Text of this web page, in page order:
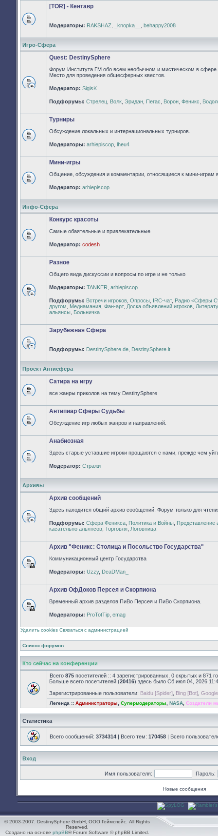
Нет
сообщений
[TOR] - Кентавр
Модераторы: RAKSHAZ _knopka__ behappy2008
Игро-Сфера
Нет
сообщений
Quest: DestinySphere
Форум Института ГМ обо всем необычном и мистическом в сфере.
Место для проведения общесферных квестов.
Модератор: SigisK
Подфорумы: Стрелец Волк Эридан Пегас Ворон Феникс
Нет
непрочитанных
Турниры
Обсуждение локальных и интернациональных турниров.
Модераторы: arhiepiscop lheu4
Нет
непрочитанных
Мини-игры
Общение, обсуждения и комментарии, относящиеся к мини-играм
Модератор: arhiepiscop
Инфо-Сфера
Нет
непрочитанных
Конкурс красоты
Самые обаятельные и привлекательные
Модератор: codesh
Нет
непрочитанных
сообщений
Разное
Общего вида дискуссии и вопросы по игре и не только
Модераторы: TANKER arhiepiscop
Подфорумы: Встречи игроков Опросы IRC-чат, Радио <Сферы
другом
Медиамания Фан-арт, Доска объявлений игроков
альянсы Больничка
Нет
сообщений
Зарубежная Сфера
Подфорумы: DestinySphere.de DestinySphere.lt
Проект Антисфера
сообщений
Сатира на игру
все жанры приколов на тему DestinySphere
сообщений
Антипиар Сферы Судьбы
Обсуждение игр любых жанров и направлений.
Нет
непрочитанных
Анабиозная
Здесь старые уставшие игроки прощаются с нами, прежде чем
Модератор: Стражи
Архивы
Нет
непрочитанных
Архив сообщений
Здесь находится общий архив сообщений. Форум только для
Подфорумы: Сфера Феникса Политика и Войны Представление
касательно альянсов Торговля Логовница
Форум
закрыт
Архив "Феникс: Столица и Посольство Государства"
Коммуникационный центр Государства
Модераторы: Uzzy, DeaDMan_
Форум
закрыт
Архив ОфДоков Персея и Скорпиона
Временный архив разделов ПиВо Персея и ПиВо Скорпиона.
Модераторы: ProTotTip emag
Удалить cookies Связаться с администрацией
Список форумов
Кто сейчас на конференции
Всего 875 посетителей :: 4 зарегистрированных, 0 скрытых и 871
Больше всего посетителей (20416) здесь было Сб июл 04, 2026
Зарегистрированные пользователи: Baidu [Spider] Bing [Bot]
Легенда :: Администраторы Супермодераторы NASA Создатели
Статистика
Всего сообщений: 3734314 | Всего тем: 170458 | Всего
Вход
Имя пользователя: Пароль:
Новые сообщения
© 2003-2007. DestinySphere GmbH, ООО Геймспейс. All Rights
Reserved.
Создано на основе phpBB® Forum Software © phpBB Limited.